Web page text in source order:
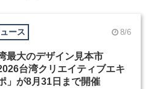
ース 8/6
最大のデザイン見本市
台湾クリエイティブエキ
」が8月31日まで開催